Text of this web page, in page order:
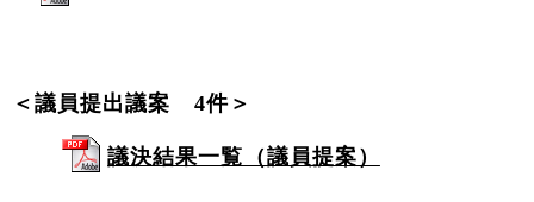
＜議員提出議案 4件＞
議決結果一覧（議員提案）